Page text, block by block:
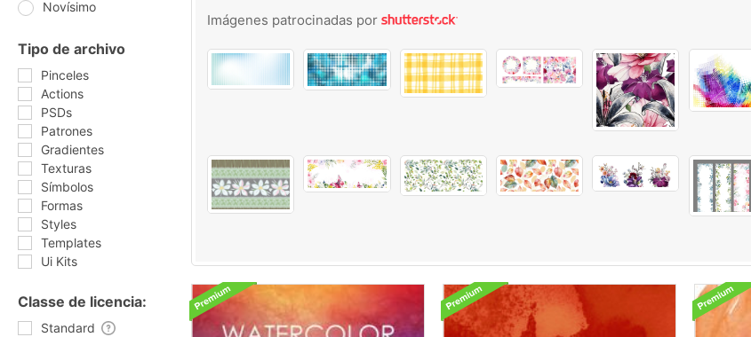
Novísimo
Tipo de archivo
Pinceles
Actions
PSDs
Patrones
Gradientes
Texturas
Símbolos
Formas
Styles
Templates
Ui Kits
Classe de licencia:
Standard
Imágenes patrocinadas por